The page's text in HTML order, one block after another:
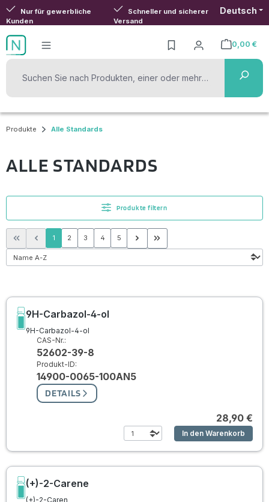
Zum Hauptinhalt springen
Nur für gewerbliche
Kunden
Schneller und sicherer
Versand
Deutsch
0,00 €
Warenkorb
Produkte Alle Standards
ALLE STANDARDS
Produkte filtern
Seite
1 Seite
2 Seite
3 Seite
4 Seite
5
9H-Carbazol-4-ol
9H-Carbazol-4-ol
CAS-Nr.:
52602-39-8
Produkt-ID:
14900-0065-100AN5
DETAILS
28,90 €
In den Warenkorb
(+)-2-Carene
(+)-2-Caren